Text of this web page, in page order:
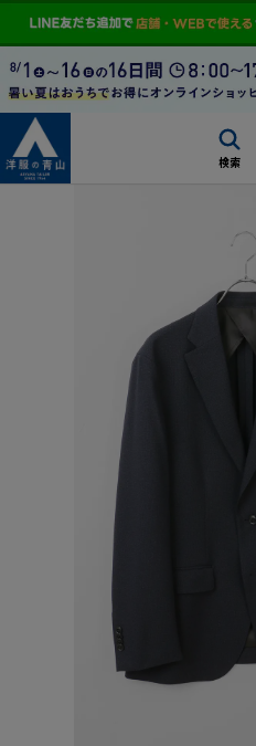
検索